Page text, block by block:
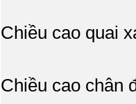
Chiều cao quai
Chiều